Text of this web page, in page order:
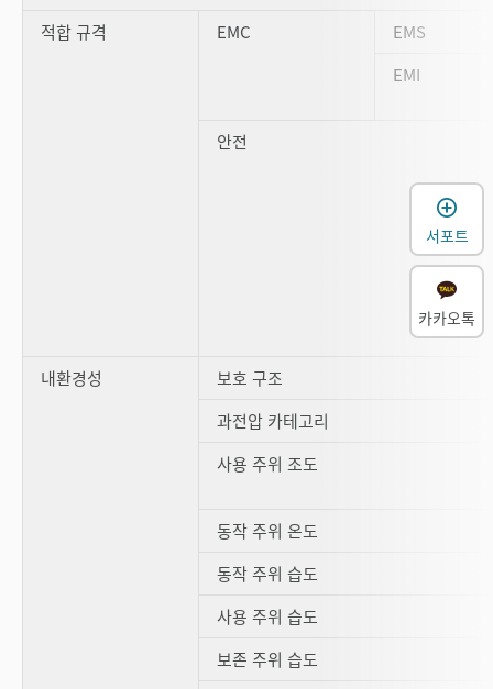
적합 규격 EMC
EMS
EMI
안전
내환경성
보호 구조
과전압 카테고리
사용 주위 조도
동작 주위 온도
동작 주위 습도
사용 주위 습도
보존 주위 습도
서포트
카카오톡